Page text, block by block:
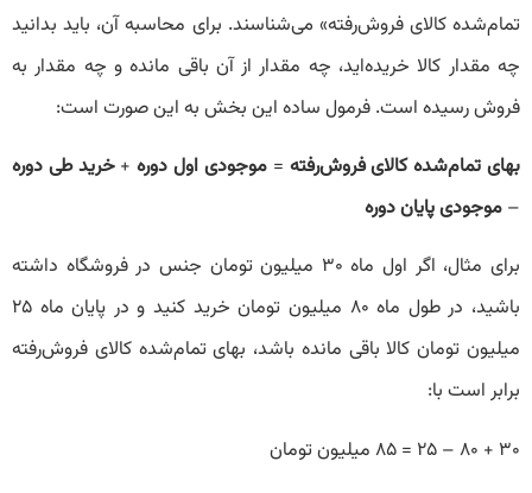
تمام‌شده کالای فروش‌رفته» می‌شناسند. برای محاسبه آن، باید بدانید
چه مقدار کالا خریده‌اید، چه مقدار از آن باقی مانده و چه مقدار به
فروش رسیده است. فرمول ساده این بخش به این صورت است:
بهای تمام‌شده کالای فروش‌رفته =موجودی اول دوره+خرید طی دوره
– موجودی پایان دوره
برای مثال، اگر اول ماه ۳۰ میلیون تومان جنس در فروشگاه داشته
باشید، در طول ماه ۸۰ میلیون تومان خرید کنید و در پایان ماه ۲۵
میلیون تومان کالا باقی مانده باشد، بهای تمام‌شده کالای فروش‌رفته
برابر است با:
۳۰ + ۸۰ – ۲۵ = ۸۵ میلیون تومان